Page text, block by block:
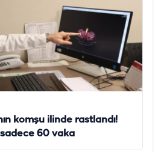
komşu ilinde rastlandı!
60 vaka